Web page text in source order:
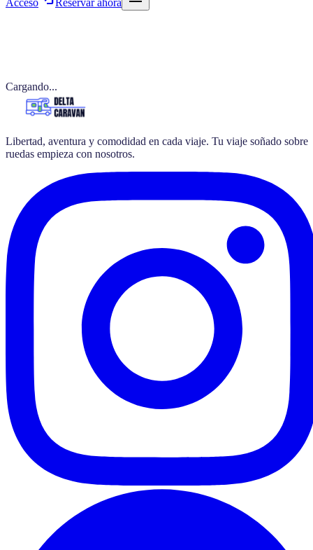
Acceso Reservar ahora
Cargando...
Libertad, aventura y comodidad en cada viaje. Tu viaje soñado sobre
ruedas empieza con nosotros.